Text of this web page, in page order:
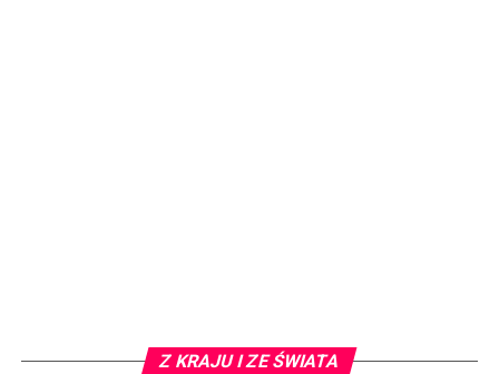
Z KRAJU I ZE ŚWIATA